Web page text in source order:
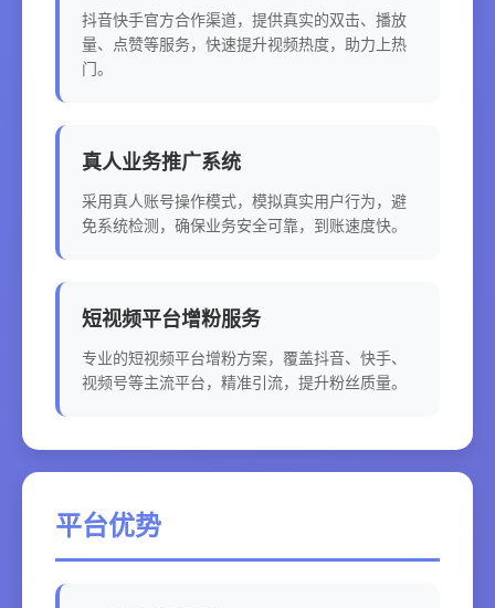
抖音快手官方合作渠道，提供真实的双击、播放
量、点赞等服务，快速提升视频热度，助力上热
门。
真人业务推广系统
采用真人账号操作模式，模拟真实用户行为，避
免系统检测，确保业务安全可靠，到账速度快。
短视频平台增粉服务
专业的短视频平台增粉方案，覆盖抖音、快手、
视频号等主流平台，精准引流，提升粉丝质量。
平台优势